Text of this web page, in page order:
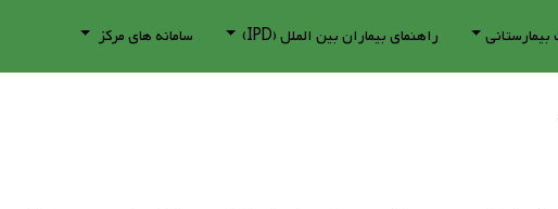
بیمارستانی راهنمای بیماران بین الملل (IPD) سامانه های مرکز